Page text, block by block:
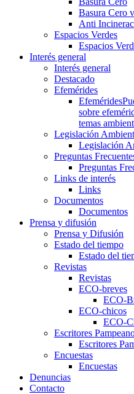
Basura Cero
Anti
Espacios Verdes
Espacios
Interés general
Interés general
Destacado
Efemérides
Efemérides
sobre
temas
Legislación
Legislación
Preguntas
Preguntas
Links de interés
Links
Documentos
Documentos
Prensa y difusión
Prensa y Difusión
Estado del tiempo
Estado del
Revistas
Revistas
ECO-breves
ECO-
ECO-chicos
ECO-
Escritores
Escritores
Encuestas
Encuestas
Denuncias
Contacto